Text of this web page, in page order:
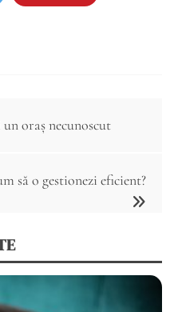
oraș necunoscut
să o gestionezi eficient?